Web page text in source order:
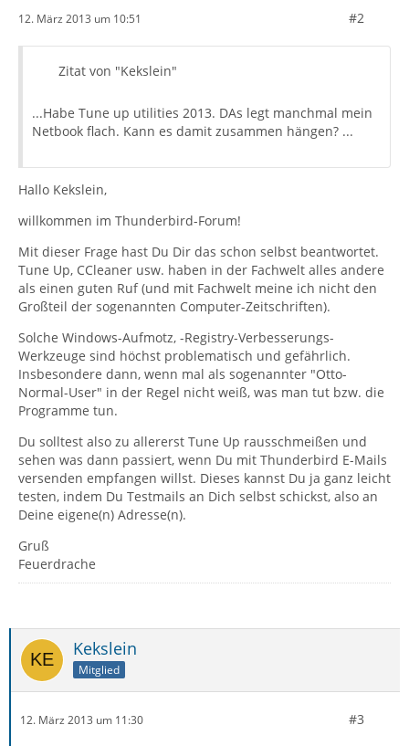
12. März 2013 um 10:51 #2
Zitat von "Kekslein"
...Habe Tune up utilities 2013. DAs legt manchmal mein
Netbook flach. Kann es damit zusammen hängen? ...
Hallo Kekslein,
willkommen im Thunderbird-Forum!
Mit dieser Frage hast Du Dir das schon selbst beantwortet.
Tune Up, CCleaner usw. haben in der Fachwelt alles andere
als einen guten Ruf (und mit Fachwelt meine ich nicht den
Großteil der sogenannten Computer-Zeitschriften).
Solche Windows-Aufmotz, -Registry-Verbesserungs-
Werkzeuge sind höchst problematisch und gefährlich.
Insbesondere dann, wenn mal als sogenannter "Otto-
Normal-User" in der Regel nicht weiß, was man tut bzw. die
Programme tun.
Du solltest also zu allererst Tune Up rausschmeißen und
sehen was dann passiert, wenn Du mit Thunderbird E-Mails
versenden empfangen willst. Dieses kannst Du ja ganz leicht
testen, indem Du Testmails an Dich selbst schickst, also an
Deine eigene(n) Adresse(n).
Gruß
Feuerdrache
Kekslein
Mitglied
12. März 2013 um 11:30 #3